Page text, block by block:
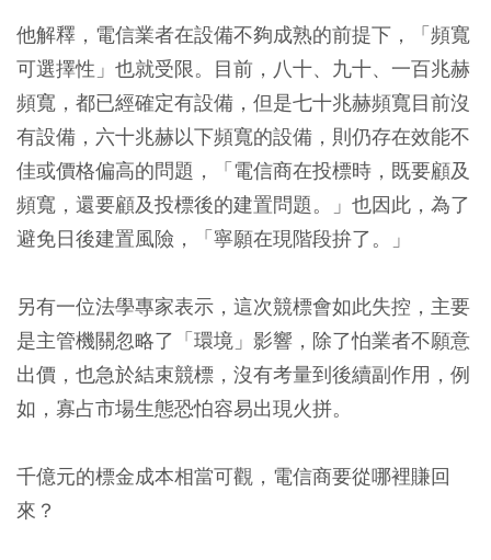
他解釋，電信業者在設備不夠成熟的前提下，「頻寬
可選擇性」也就受限。目前，八十、九十、一百兆赫
頻寬，都已經確定有設備，但是七十兆赫頻寬目前沒
有設備，六十兆赫以下頻寬的設備，則仍存在效能不
佳或價格偏高的問題，「電信商在投標時，既要顧及
頻寬，還要顧及投標後的建置問題。」也因此，為了
避免日後建置風險，「寧願在現階段拚了。」
另有一位法學專家表示，這次競標會如此失控，主要
是主管機關忽略了「環境」影響，除了怕業者不願意
出價，也急於結束競標，沒有考量到後續副作用，例
如，寡占市場生態恐怕容易出現火拼。
千億元的標金成本相當可觀，電信商要從哪裡賺回
來？